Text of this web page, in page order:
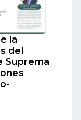
la
del
Suprema